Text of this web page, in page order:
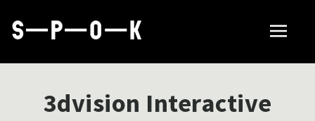
3dvision Interactive